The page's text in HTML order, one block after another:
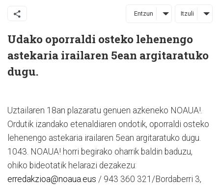
Entzun Itzuli
Udako oporraldi osteko lehenengo
astekaria irailaren 5ean argitaratuko
dugu.
Uztailaren 18an plazaratu genuen azkeneko NOAUA!.
Ordutik izandako etenaldiaren ondotik, oporraldi osteko
lehenengo astekaria irailaren 5ean argitaratuko dugu.
1043. NOAUA! horri begirako oharrik baldin baduzu,
ohiko bideotatik helarazi dezakezu:
erredakzioa@noaua.eus / 943 360 321/Bordaberri 3,